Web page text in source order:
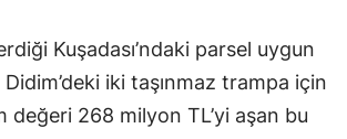
Kuşadası’ndaki parsel uygun
iki taşınmaz trampa için
değeri 268 milyon TL’yi aşan bu